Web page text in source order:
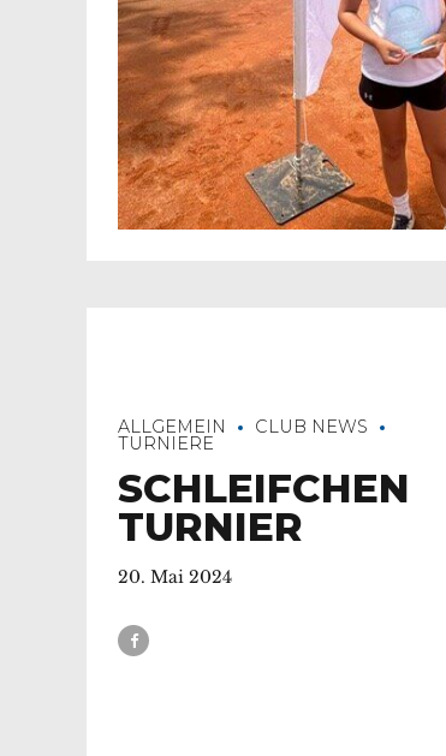
ALLGEMEIN CLUB NEWS
TURNIERE
SCHLEIFCHEN
TURNIER
20. Mai 2024